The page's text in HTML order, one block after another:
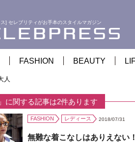
] セレブリティがお手本のスタイルマガジン
FASHION BEAUTY
人
に関する記事は2件あります
FASHION レディース 2018/07/31
無難な着こなしはありえな